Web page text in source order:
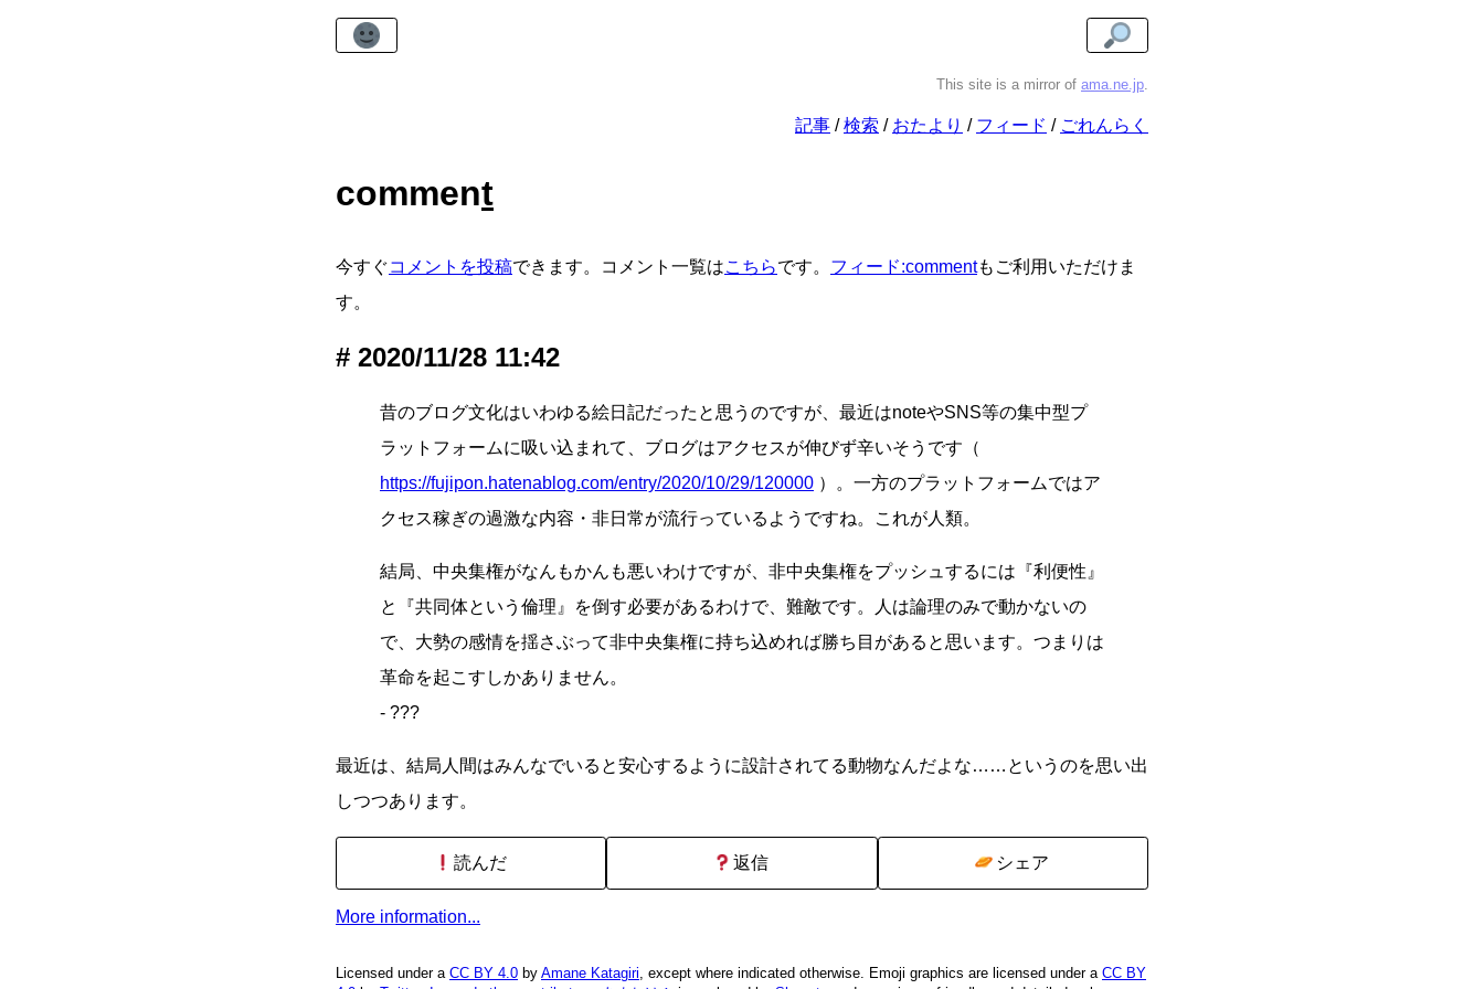
This site is a mirror of ama.ne.jp.
記事 検索 おたより フィード ごれんらく
comment
今すぐコメントを投稿できます。コメント一覧はこちらです。 フィード:commentもご利用いただけま
す。
2020/11/28 11:42
昔のブログ文化はいわゆる絵日記だったと思うのですが、最近はnoteやSNS等の集中型プ
ラットフォームに吸い込まれて、ブログはアクセスが伸びず辛いそうです（
https://fujipon.hatenablog.com/entry/2020/10/29/120000 ）。一方のプラットフォームではア
クセス稼ぎの過激な内容・非日常が流行っているようですね。これが人類。
結局、中央集権がなんもかんも悪いわけですが、非中央集権をプッシュするには『利便性』
と『共同体という倫理』を倒す必要があるわけで、難敵です。人は論理のみで動かないの
で、大勢の感情を揺さぶって非中央集権に持ち込めれば勝ち目があると思います。つまりは
革命を起こすしかありません。
- ???
最近は、結局人間はみんなでいると安心するように設計されてる動物なんだよな……というのを思い出
しつつあります。
読んだ 返信 シェア
More information...
Licensed under a CC BY 4.0 by Amane Katagiri, except where indicated otherwise. Emoji graphics are licensed under a CC BY